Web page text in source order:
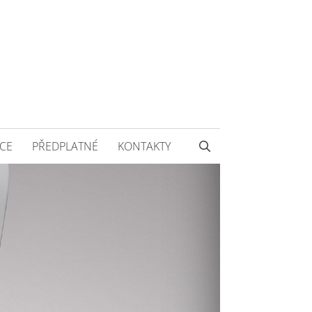
PŘEDPLATNÉ KONTAKTY